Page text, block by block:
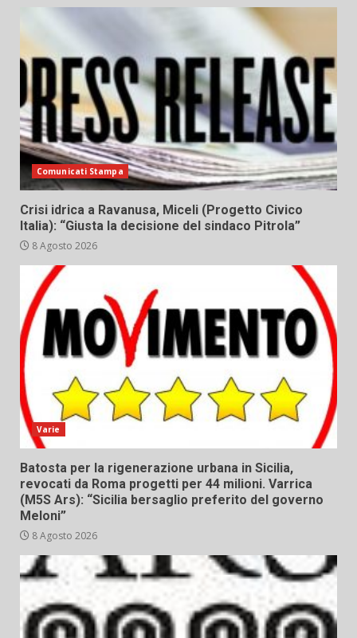
Comunicati Stampa
Crisi idrica a Ravanusa, Miceli (Progetto Civico
Italia): “Giusta la decisione del sindaco Pitrola”
8 Agosto 2026
Varie
Batosta per la rigenerazione urbana in Sicilia,
revocati da Roma progetti per 44 milioni. Varrica
(M5S Ars): “Sicilia bersaglio preferito del governo
Meloni”
8 Agosto 2026